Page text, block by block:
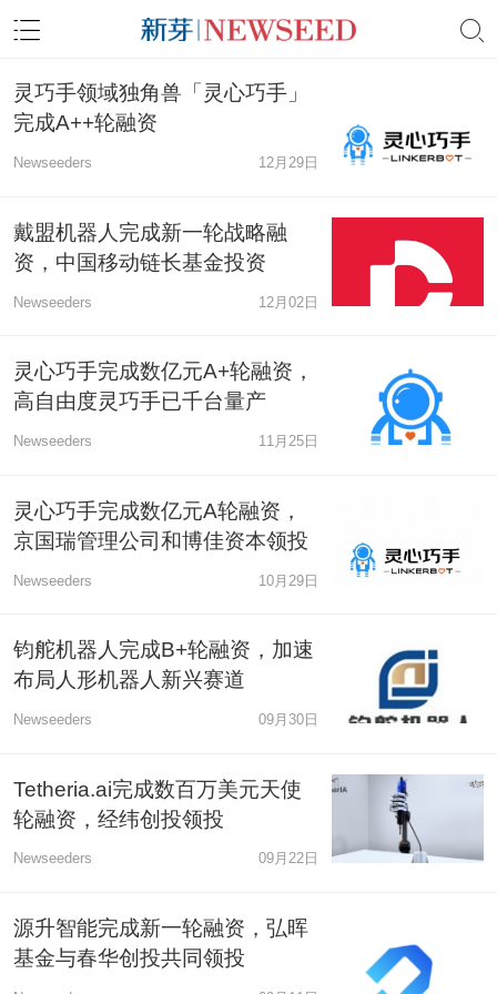
灵巧手领域独角兽「灵心巧手」
完成A++轮融资
Newseeders 12月29日
戴盟机器人完成新一轮战略融
资，中国移动链长基金投资
Newseeders 12月02日
灵心巧手完成数亿元A+轮融资，
高自由度灵巧手已千台量产
Newseeders 11月25日
灵心巧手完成数亿元A轮融资，
京国瑞管理公司和博佳资本领投
Newseeders 10月29日
钧舵机器人完成B+轮融资，加速
布局人形机器人新兴赛道
Newseeders 09月30日
Tetheria.ai完成数百万美元天使
轮融资，经纬创投领投
Newseeders 09月22日
源升智能完成新一轮融资，弘晖
基金与春华创投共同领投